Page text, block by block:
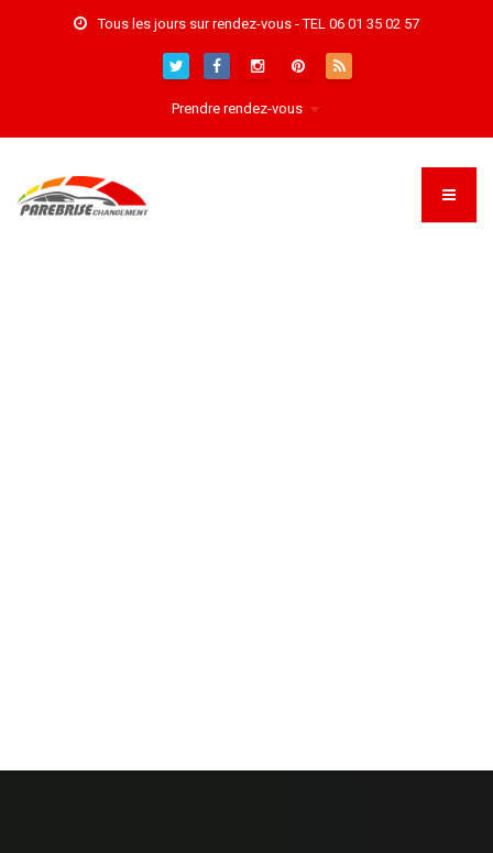
Tous les jours sur rendez-vous - TEL 06 01 35 02 57
Prendre rendez-vous